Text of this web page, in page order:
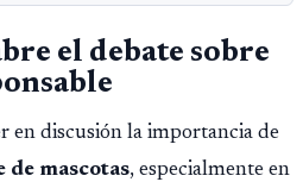
el debate sobre
en discusión la importancia de
de mascotas, especialmente en